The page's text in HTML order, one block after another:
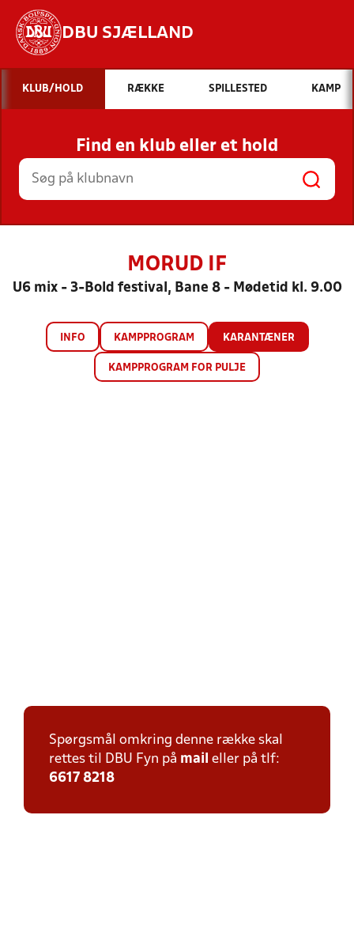
DBU SJÆLLAND
Hvad vil du søge efter?
INDHOLD OG NYHEDER
STILLINGER, RESULTATER, KLUBBER OG
HOLD
KLUB/HOLD RÆKKE SPILLESTED KAMP
Find en klub eller et hold
MORUD IF
U6 mix - 3-Bold festival, Bane 8 - Mødetid kl. 9.00
INFO KAMPPROGRAM KARANTÆNER
KAMPPROGRAM FOR PULJE
Spørgsmål omkring denne række skal
rettes til DBU Fyn på mail eller på tlf:
6617 8218